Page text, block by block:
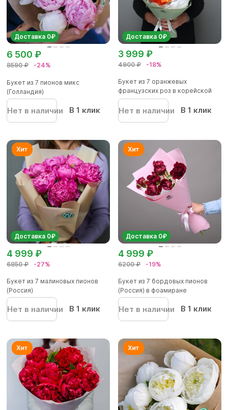
Доставка 0₽
8590 ₽ -24%
6 500 ₽
Букет из 7 пионов микс
(Голландия)
Нет в наличии В 1 клик
Доставка 0₽
4900 ₽ -18%
3 999 ₽
Букет из 7 оранжевых
французских роз в корейской
упаков...
Нет в наличии В 1 клик
Доставка 0₽
6850 ₽ -27%
4 999 ₽
Букет из 7 малиновых пионов
(Россия)
Нет в наличии В 1 клик
Доставка 0₽
6200 ₽ -19%
4 999 ₽
Букет из 7 бордовых пионов
(Россия) в фоамиране
Нет в наличии В 1 клик